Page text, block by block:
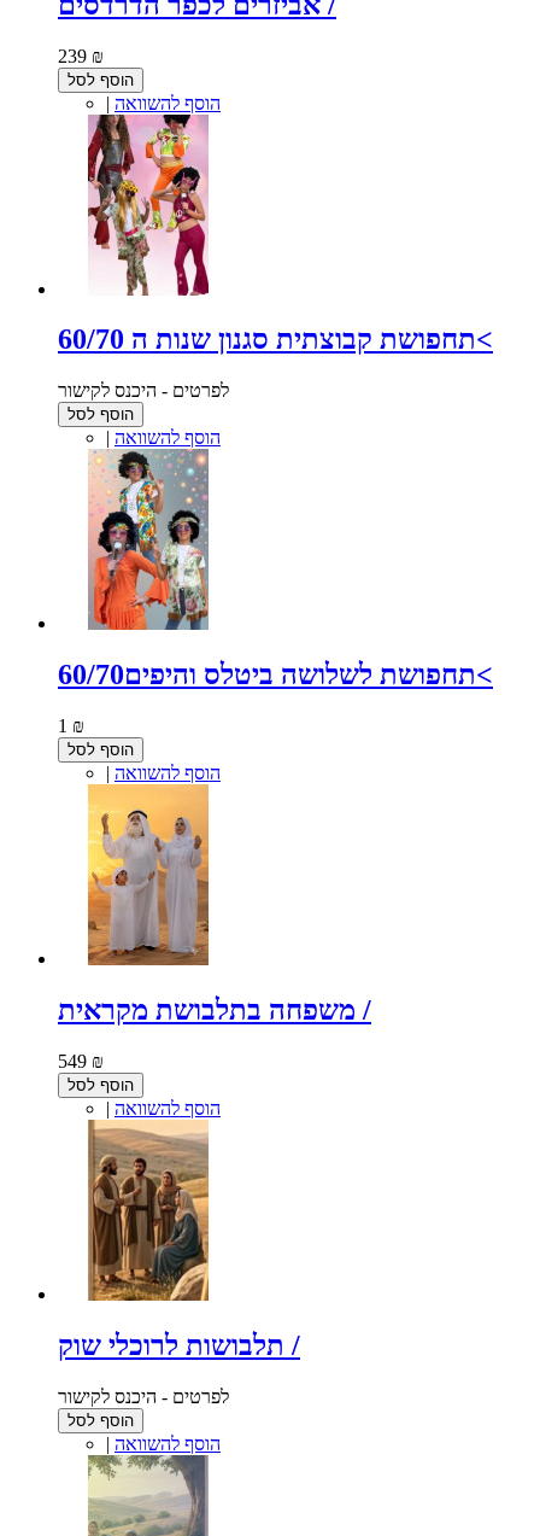
239 ₪
הוסף לסל
| הוסף להשוואה
תחפושת קבוצתית סגנון שנות ה 60/70<
לפרטים - היכנס לקישור
הוסף לסל
| הוסף להשוואה
תחפושת לשלושה ביטלס והיפים60/70<
1 ₪
הוסף לסל
| הוסף להשוואה
משפחה בתלבושת מקראית /
549 ₪
הוסף לסל
| הוסף להשוואה
תלבושות לרוכלי שוק /
לפרטים - היכנס לקישור
הוסף לסל
| הוסף להשוואה